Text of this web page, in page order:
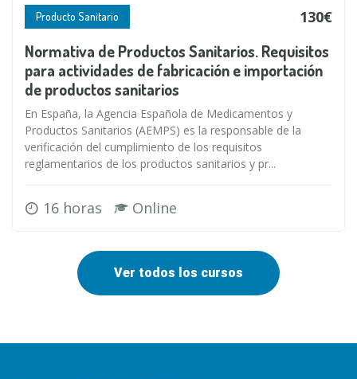
Producto Sanitario 130€
Normativa de Productos Sanitarios. Requisitos
para actividades de fabricación e importación
de productos sanitarios
En España, la Agencia Española de Medicamentos y
Productos Sanitarios (AEMPS) es la responsable de la
verificación del cumplimiento de los requisitos
reglamentarios de los productos sanitarios y pr...
16 horas Online
Ver todos los cursos